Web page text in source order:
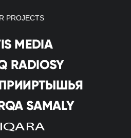
PROJECTS